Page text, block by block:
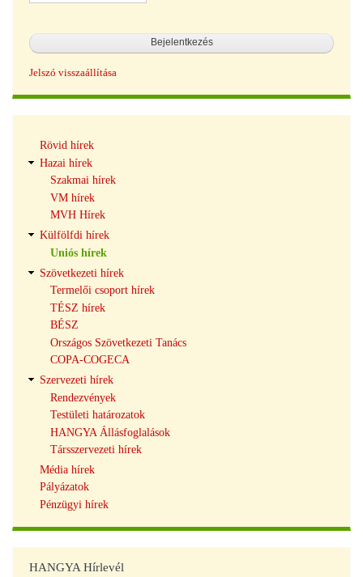
Jelszó visszaállítása
navigáció
Rövid hírek
Hazai hírek
Szakmai hírek
VM hírek
MVH Hírek
Külfölfdi hírek
Uniós hírek
Szövetkezeti hírek
Termelői csoport hírek
TÉSZ hírek
BÉSZ
Országos Szövetkezeti Tanács
COPA-COGECA
Szervezeti hírek
Rendezvények
Testületi határozatok
HANGYA Állásfoglalások
Társszervezeti hírek
Média hírek
Pályázatok
Pénzügyi hírek
HANGYA Hírlevél